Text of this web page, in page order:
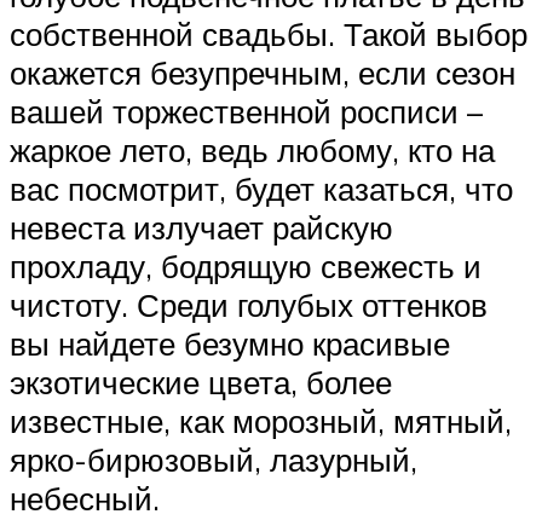
собственной свадьбы. Такой выбор
окажется безупречным, если сезон
вашей торжественной росписи –
жаркое лето, ведь любому, кто на
вас посмотрит, будет казаться, что
невеста излучает райскую
прохладу, бодрящую свежесть и
чистоту. Среди голубых оттенков
вы найдете безумно красивые
экзотические цвета, более
известные, как морозный, мятный,
ярко-бирюзовый, лазурный,
небесный.